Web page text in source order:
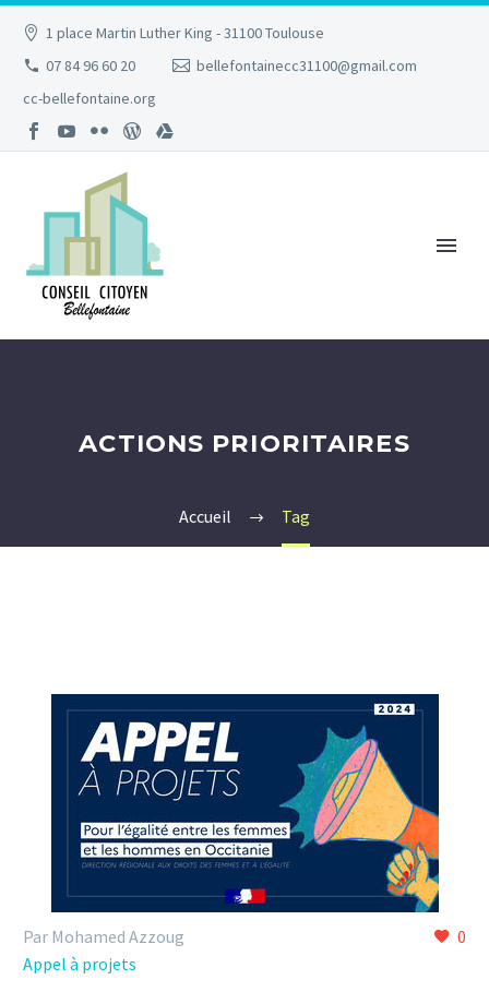
1 place Martin Luther King - 31100 Toulouse
07 84 96 60 20
bellefontainecc31100@gmail.com
cc-bellefontaine.org
ACTIONS PRIORITAIRES
Accueil Tag
0
Par Mohamed Azzoug
Appel à projets